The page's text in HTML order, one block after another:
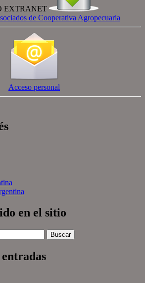
EXTRANET
de Cooperativa Agropecuaria
Acceso personal
en el sitio